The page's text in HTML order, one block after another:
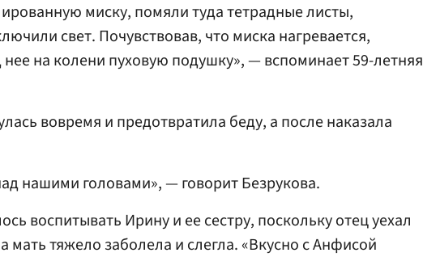
миску, помяли туда тетрадные листы,
свет. Почувствовав, что миска нагревается,
на колени пуховую подушку», — вспоминает 59-летняя
вовремя и предотвратила беду, а после наказала
нашими головами», — говорит Безрукова.
воспитывать Ирину и ее сестру, поскольку отец уехал
мать тяжело заболела и слегла. «Вкусно с Анфисой